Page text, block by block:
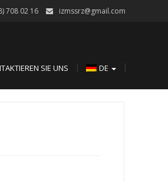
708 02 16 izmssrz@gmail.com
SIE UNS DE